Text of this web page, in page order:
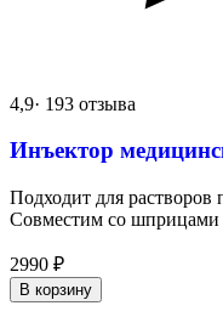
4,9· 193 отзыва
Инъектор
Подходит для
Совместим со
2990 ₽
В корзину